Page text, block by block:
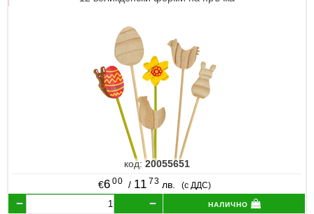
код:20055651
€6 00 / 11 73 лв. (с ДДС)
налично